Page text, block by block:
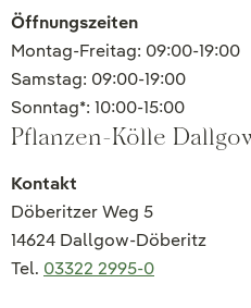
Öffnungszeiten
Montag-Freitag: 09:00-19:00
Samstag: 09:00-19:00
Sonntag*: 10:00-15:00
Pflanzen-Kölle
Kontakt
Döberitzer Weg 5
14624 Dallgow-Döberitz
Tel. 03322 2995-0